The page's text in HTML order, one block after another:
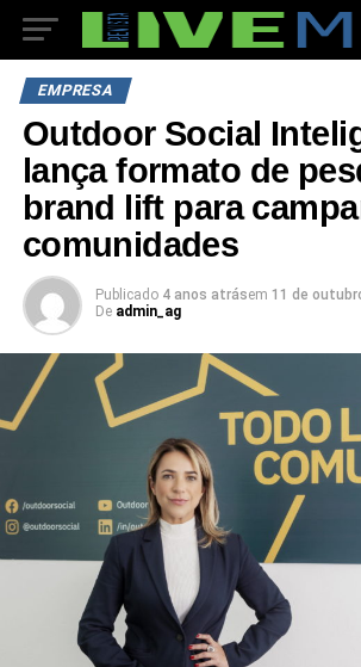
EMPRESA
Outdoor Social
lança formato de
brand lift para
comunidades
Publicado 4 anos atrásem 11 de
De admin_ag